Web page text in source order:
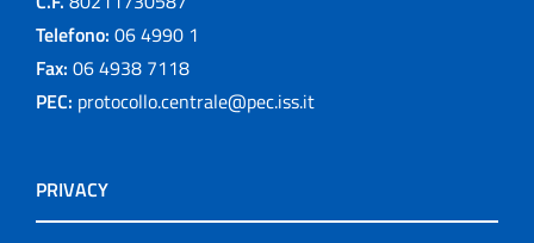
Telefono: 06 4990 1
Fax: 06 4938 7118
PEC: protocollo.centrale@pec.iss.it
PRIVACY